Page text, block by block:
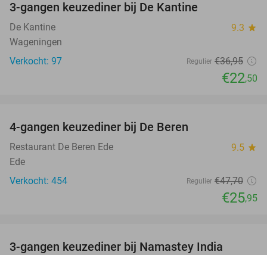
3-gangen keuzediner bij De Kantine
De Kantine 9.3 star
Wageningen
Verkocht: 97
Regulier €36,95
€22,50
4-gangen keuzediner bij De Beren
Restaurant De Beren Ede 9.5 star
Ede
Verkocht: 454
Regulier €47,70
€25,95
3-gangen keuzediner bij Namastey India